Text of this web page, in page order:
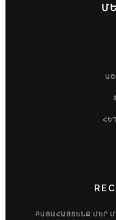
ԲԱՑԱՀԱՅՏԵՆՔ ՄԵՐ